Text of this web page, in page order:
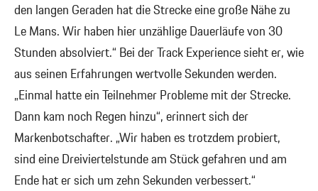
den langen Geraden hat die Strecke eine große Nähe zu
Le Mans. Wir haben hier unzählige Dauerläufe von 30
Stunden absolviert.“ Bei der Track Experience sieht er, wie
aus seinen Erfahrungen wertvolle Sekunden werden.
„Einmal hatte ein Teilnehmer Probleme mit der Strecke.
Dann kam noch Regen hinzu“, erinnert sich der
Markenbotschafter. „Wir haben es trotzdem probiert,
sind eine Dreiviertelstunde am Stück gefahren und am
Ende hat er sich um zehn Sekunden verbessert.“